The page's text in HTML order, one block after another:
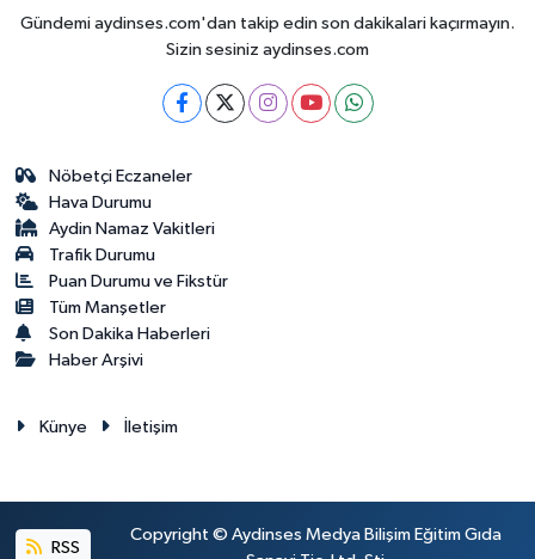
Gündemi aydinses.com'dan takip edin son dakikalari kaçırmayın.
Sizin sesiniz aydinses.com
Nöbetçi Eczaneler
Hava Durumu
Aydin Namaz Vakitleri
Trafik Durumu
Puan Durumu ve Fikstür
Tüm Manşetler
Son Dakika Haberleri
Haber Arşivi
Künye İletişim
RSS
Copyright © Aydinses Medya Bilişim Eğitim Gıda